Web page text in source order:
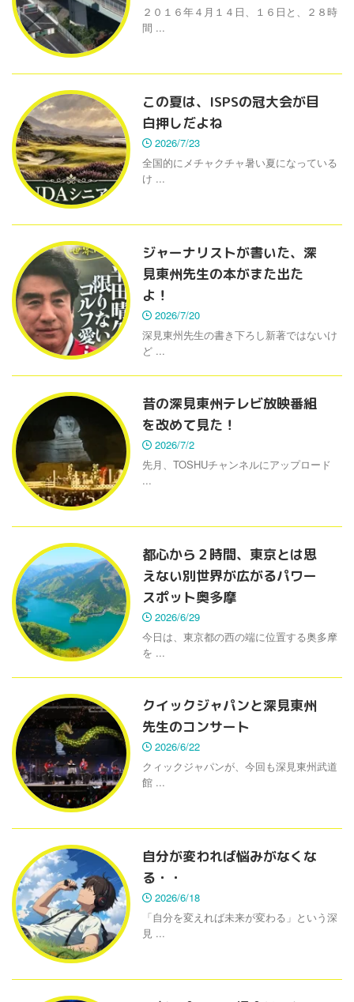
２０１６年４月１４日、１６日と、２８時
間 ...
この夏は、ISPSの冠大会が目
白押しだよね
2026/7/23
全国的にメチャクチャ暑い夏になっている
け ...
ジャーナリストが書いた、深
見東州先生の本がまた出た
よ！
2026/7/20
深見東州先生の書き下ろし新著ではないけ
ど ...
昔の深見東州テレビ放映番組
を改めて見た！
2026/7/2
先月、TOSHUチャンネルにアップロード
...
都心から２時間、東京とは思
えない別世界が広がるパワー
スポット奥多摩
2026/6/29
今日は、東京都の西の端に位置する奥多摩
を ...
クイックジャパンと深見東州
先生のコンサート
2026/6/22
クィックジャパンが、今回も深見東州武道
館 ...
自分が変われば悩みがなくな
る・・
2026/6/18
「自分を変えれば未来が変わる」という深
見 ...